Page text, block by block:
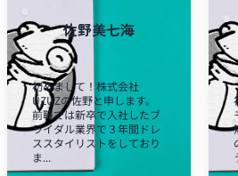
佐野美七海
初めまして！株式会社
UZUZの佐野と申します。
前職では新卒で入社したブ
ライダル業界で３年間ドレ
ススタイリストをしており
ま...